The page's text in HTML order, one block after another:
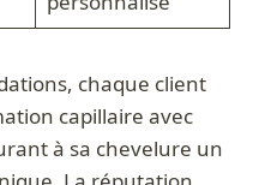
chaque client
capillaire avec
à sa chevelure un